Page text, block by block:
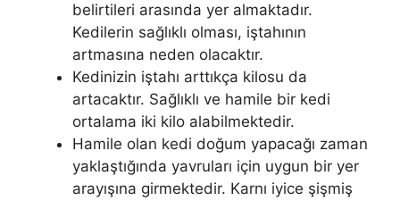
belirtileri arasında yer almaktadır.
Kedilerin sağlıklı olması, iştahının
artmasına neden olacaktır.
Kedinizin iştahı arttıkça kilosu da
artacaktır. Sağlıklı ve hamile bir kedi
ortalama iki kilo alabilmektedir.
Hamile olan kedi doğum yapacağı zaman
yaklaştığında yavruları için uygun bir yer
arayışına girmektedir. Karnı iyice şişmiş